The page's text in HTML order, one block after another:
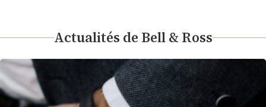
Actualités de Bell & Ross